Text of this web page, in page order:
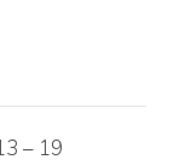
– 19